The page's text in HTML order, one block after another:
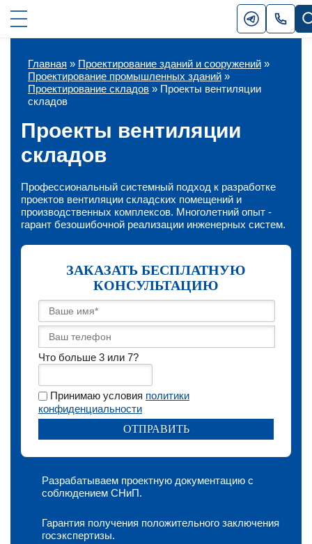
Главная » Проектирование зданий и сооружений »
Проектирование промышленных зданий »
Проектирование складов » Проекты вентиляции
складов
Проекты вентиляции
складов
Профессиональный системный подход к разработке
проектов вентиляции складских помещений и
производственных комплексов. Многолетний опыт -
гарант безошибочной реализации инженерных систем.
ЗАКАЗАТЬ БЕСПЛАТНУЮ
КОНСУЛЬТАЦИЮ
Что больше 3 или 7?
Принимаю условия политики
конфиденциальности
Разрабатываем проектную документацию с
соблюдением СНиП.
Гарантия получения положительного заключения
госэкспертизы.